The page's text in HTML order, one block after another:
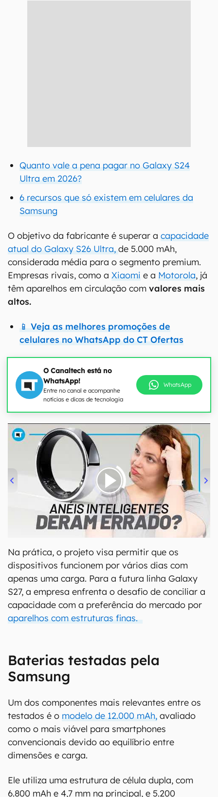
Quanto vale a pena pagar no Galaxy S24
Ultra em 2026?
6 recursos que só existem em celulares da
Samsung
O objetivo da fabricante é superar a capacidade
atual do Galaxy S26 Ultra, de 5.000 mAh,
considerada média para o segmento premium.
Empresas rivais, como a Xiaomi e a Motorola, já
têm aparelhos em circulação com valores mais
altos.
📱 Veja as melhores promoções de
celulares no WhatsApp do CT Ofertas
O Canaltech está no
WhatsApp!
Entre no canal e acompanhe
notícias e dicas de tecnologia
WhatsApp
00:00/21:11
Na prática, o projeto visa permitir que os
dispositivos funcionem por vários dias com
apenas uma carga. Para a futura linha Galaxy
S27, a empresa enfrenta o desafio de conciliar a
capacidade com a preferência do mercado por
aparelhos com estruturas finas.
Baterias testadas pela
Samsung
Um dos componentes mais relevantes entre os
testados é o modelo de 12.000 mAh, avaliado
como o mais viável para smartphones
convencionais devido ao equilíbrio entre
dimensões e carga.
Ele utiliza uma estrutura de célula dupla, com
6.800 mAh e 4,7 mm na principal, e 5.200